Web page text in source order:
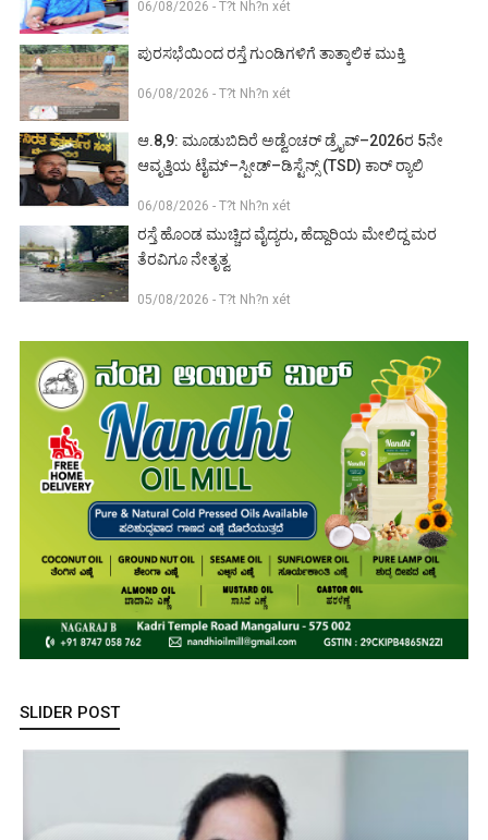
06/08/2026 - T?t Nh?n xét
ಪುರಸಭೆಯಿಂದ ರಸ್ತೆ ಗುಂಡಿಗಳಿಗೆ ತಾತ್ಕಾಲಿಕ ಮುಕ್ತಿ
06/08/2026 - T?t Nh?n xét
ಆ.8,9: ಮೂಡುಬಿದಿರೆ ಅಡ್ವೆಂಚರ್ ಡ್ರೈವ್–2026ರ 5ನೇ
ಆವೃತ್ತಿಯ ಟೈಮ್–ಸ್ಪೀಡ್–ಡಿಸ್ಟೆನ್ಸ್ (TSD) ಕಾರ್ ರ‍್ಯಾಲಿ
06/08/2026 - T?t Nh?n xét
ರಸ್ತೆ ಹೊಂಡ ಮುಚ್ಚಿದ ವೈದ್ಯರು, ಹೆದ್ದಾರಿಯ ಮೇಲಿದ್ದ ಮರ
ತೆರವಿಗೂ ನೇತೃತ್ವ
05/08/2026 - T?t Nh?n xét
SLIDER POST